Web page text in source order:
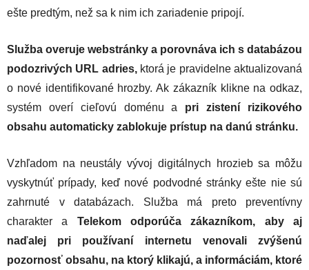
ešte predtým, než sa k nim ich zariadenie pripojí.
Služba overuje webstránky a porovnáva ich s databázou
podozrivých URL adries,ktorá je pravidelne aktualizovaná
o nové identifikované hrozby. Ak zákazník klikne na odkaz,
systém overí cieľovú doménu a pri zistení rizikového
obsahu automaticky zablokuje prístup na danú stránku.
Vzhľadom na neustály vývoj digitálnych hrozieb sa môžu
vyskytnúť prípady, keď nové podvodné stránky ešte nie sú
zahrnuté v databázach. Služba má preto preventívny
charakter a Telekom odporúča zákazníkom, aby aj
naďalej pri používaní internetu venovali zvýšenú
pozornosť obsahu, na ktorý klikajú, a informáciám, ktoré